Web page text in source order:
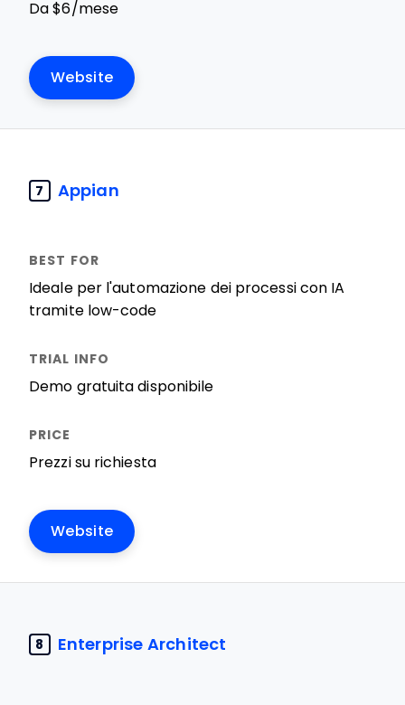
Da $6/mese
Website
7 Appian
Ideale per l'automazione dei processi con IA
tramite low-code
Demo gratuita disponibile
Prezzi su richiesta
Website
8 Enterprise Architect